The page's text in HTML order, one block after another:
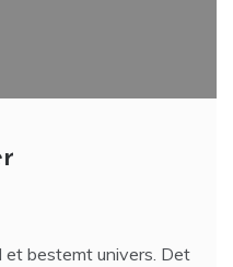
et bestemt univers. Det